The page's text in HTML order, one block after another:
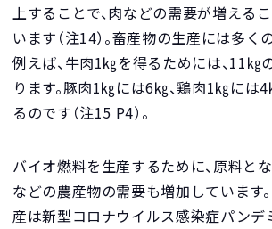
上することで、肉などの需要が増える
います（注14）。畜産物の生産には多く
例えば、牛肉1㎏を得るためには、11㎏
ります。豚肉1㎏には6㎏、鶏肉1㎏には
るのです（注15 P4）。
バイオ燃料を生産するために、原料と
などの農産物の需要も増加しています
産は新型コロナウイルス感染症パンデ